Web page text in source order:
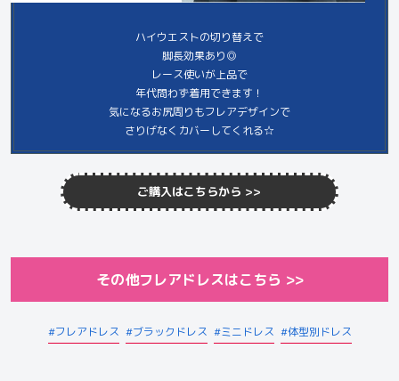
ハイウエストの切り替えで
脚長効果あり◎
レース使いが上品で
年代問わず着用できます！
気になるお尻周りもフレアデザインで
さりげなくカバーしてくれる☆
ご購入はこちらから >>
その他フレアドレスはこちら >>
フレアドレス ブラックドレス ミニドレス 体型別ドレス